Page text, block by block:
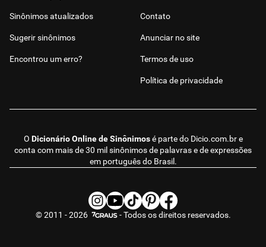
O Dicionário Online de Sinônimosé parte do Dicio.com.bre
conta com mais de 30 mil sinônimos de palavras e de expressões
em português do Brasil.
Sinônimos atualizados
Sugerir sinônimos
Encontrou um erro?
Contato
Anunciar no site
Termos de uso
Política de privacidade
© 2011 - 2026 - Todos os direitos reservados.